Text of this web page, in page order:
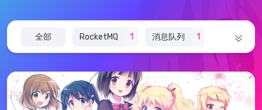
全部 RocketMQ 1 消息队列 1
面试 1 算法 1 音乐 3 主题 1
架构 2 Halo 1 Redis 2
留言板
AURORA主题
AURORA仓库